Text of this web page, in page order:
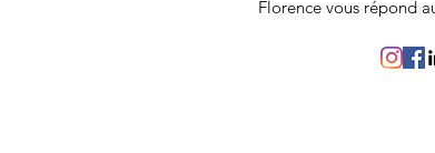
Florence vous répond